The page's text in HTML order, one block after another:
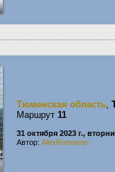
Тюменская область,
Маршрут 11
31 октября 2023 г.,
Автор: AlexRomanen